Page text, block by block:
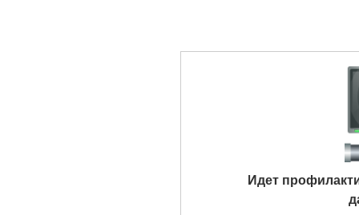
Идет